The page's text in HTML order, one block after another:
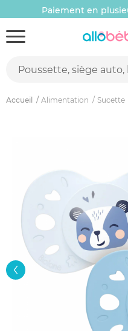
Paiement en
Accueil Alimentation Sucette